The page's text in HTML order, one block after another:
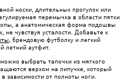
носки, длительных прогулок или
перемычка в области пятки
а анатомическая форма подошвы
не чувствуя усталости. Добавьте к
, брендовую футболку и легкий
летний аутфит.
выбрать тапочки из мягкого
верхом на липучке, который
зависимости от полноты ноги.